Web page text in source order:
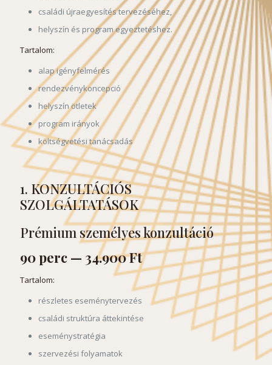
családi újraegyesítés tervezéséhez,
helyszín és program egyeztetéshez.
Tartalom:
alap igényfelmérés
rendezvénykoncepció
helyszín ötletek
program irányok
költségvetési tanácsadás
1. KONZULTÁCIÓS
SZOLGÁLTATÁSOK
Prémium személyes konzultáció
90 perc — 34.900 Ft
Tartalom:
részletes eseménytervezés
családi struktúra áttekintése
eseménystratégia
szervezési folyamatok